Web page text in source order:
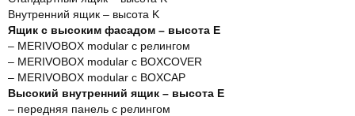
Внутренний ящик – высота K
Ящик с высоким фасадом – высота Е
– MERIVOBOX modular с релингом
– MERIVOBOX modular с BOXCOVER
– MERIVOBOX modular с BOXCAP
Высокий внутренний ящик – высота E
– передняя панель с релингом